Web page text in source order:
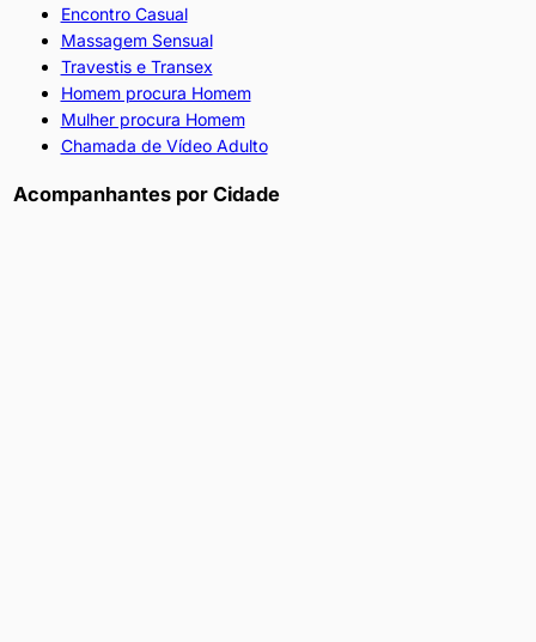
Encontro Casual
Massagem Sensual
Travestis e Transex
Homem procura Homem
Mulher procura Homem
Chamada de Vídeo Adulto
Acompanhantes por Cidade